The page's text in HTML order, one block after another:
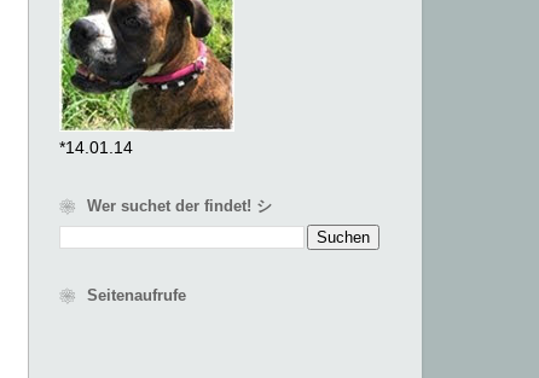
*14.01.14
❀ Wer suchet der findet! シ
❀ Seitenaufrufe